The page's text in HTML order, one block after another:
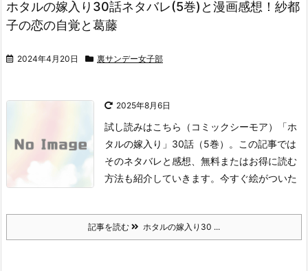
ホタルの嫁入り30話ネタバレ(5巻)と漫画感想！紗都
子の恋の自覚と葛藤
2024年4月20日 裏サンデー女子部
2025年8月6日
試し読みはこちら （コミックシーモア）
「ホ
タルの嫁入り」30話（5巻）。
この記事では
そのネタバレと感想、無料またはお得に読む
方法も紹介していきます。 今すぐ絵がついた
記事を読む ホタルの嫁入り30 ...